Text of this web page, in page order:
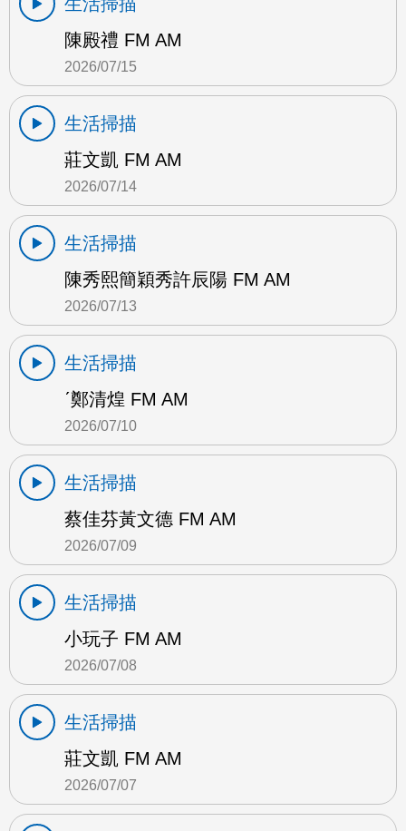
陳殿禮 FM AM
2026/07/15
生活掃描
莊文凱 FM AM
2026/07/14
生活掃描
陳秀熙簡穎秀許辰陽 FM AM
2026/07/13
生活掃描
ˊ鄭清煌 FM AM
2026/07/10
生活掃描
蔡佳芬黃文德 FM AM
2026/07/09
生活掃描
小玩子 FM AM
2026/07/08
生活掃描
莊文凱 FM AM
2026/07/07